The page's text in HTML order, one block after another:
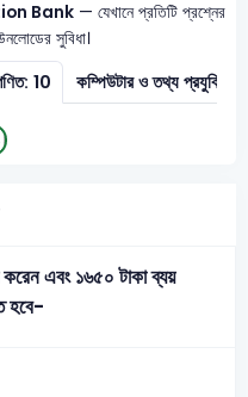
Bank— যেখানে প্রতিটি প্রশ্নের
সুবিধা।
10 কম্পিউটার ও
এবং ১৬৫০ টাকা ব্যয়
হবে-